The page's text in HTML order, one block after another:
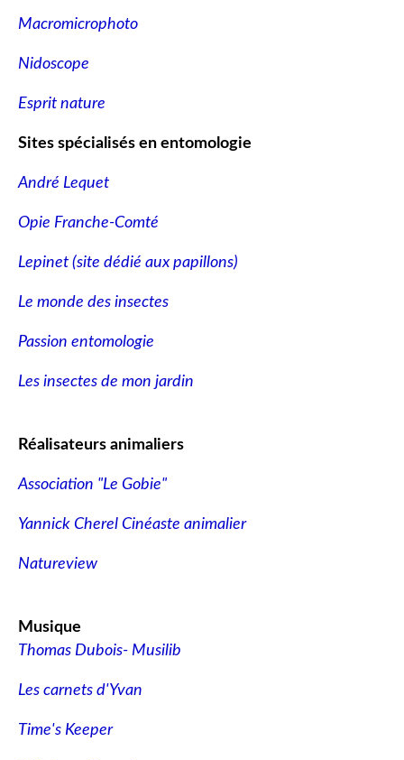
Macromicrophoto
Nidoscope
Esprit nature
Sites spécialisés en entomologie
André Lequet
Opie Franche-Comté
Lepinet (site dédié aux papillons)
Le monde des insectes
Passion entomologie
Les insectes de mon jardin
Réalisateurs animaliers
Association "Le Gobie"
Yannick Cherel Cinéaste animalier
Natureview
Musique
Thomas Dubois- Musilib
Les carnets d'Yvan
Time's Keeper